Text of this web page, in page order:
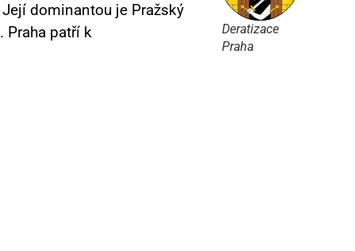
Deratizace
Praha
dominantou je Pražský
Praha patří k